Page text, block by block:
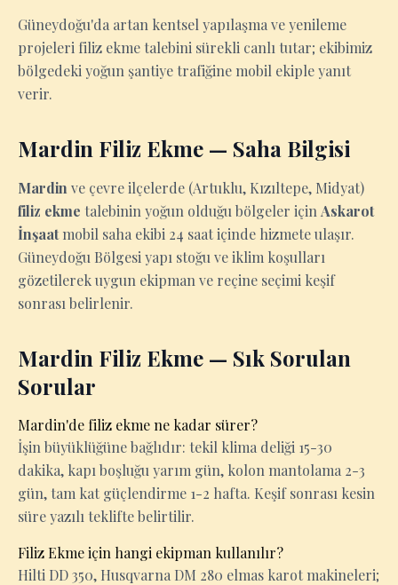
Güneydoğu'da artan kentsel yapılaşma ve yenileme
projeleri filiz ekme talebini sürekli canlı tutar; ekibimiz
bölgedeki yoğun şantiye trafiğine mobil ekiple yanıt
verir.
Mardin Filiz Ekme — Saha Bilgisi
Mardin ve çevre ilçelerde (Artuklu, Kızıltepe, Midyat)
filiz ekme talebinin yoğun olduğu bölgeler için Askarot
İnşaatmobil saha ekibi 24 saat içinde hizmete ulaşır.
Güneydoğu Bölgesi yapı stoğu ve iklim koşulları
gözetilerek uygun ekipman ve reçine seçimi keşif
sonrası belirlenir.
Mardin Filiz Ekme — Sık Sorulan
Sorular
Mardin'de filiz ekme ne kadar sürer?
İşin büyüklüğüne bağlıdır: tekil klima deliği 15-30
dakika, kapı boşluğu yarım gün, kolon mantolama 2-3
gün, tam kat güçlendirme 1-2 hafta. Keşif sonrası kesin
süre yazılı teklifte belirtilir.
Filiz Ekme için hangi ekipman kullanılır?
Hilti DD 350, Husqvarna DM 280 elmas karot makineleri;